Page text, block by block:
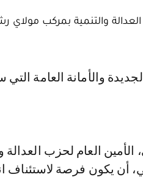
والتنمية بمركب مولاي
العام لحزب العدالة
أن يكون فرصة لاستئناف